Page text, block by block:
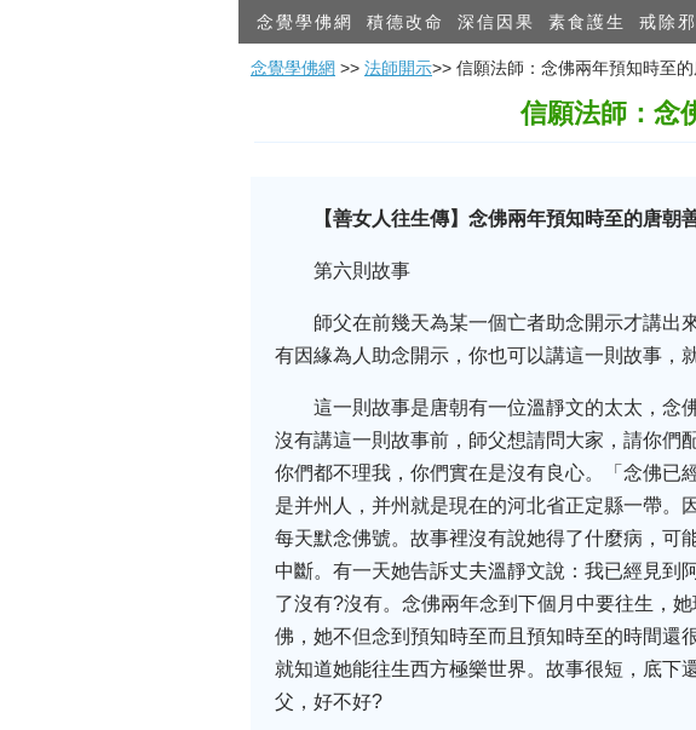
念覺學佛網 積德改命 深信因果 素食護生 戒除
念覺學佛網 >> 法師開示>> 信願法師：念佛兩年預知時至
信願法師：念
【善女人往生傳】念佛兩年預知時至的唐朝
第六則故事
師父在前幾天為某一個亡者助念開示才講出
有因緣為人助念開示，你也可以講這一則故事，
這一則故事是唐朝有一位溫靜文的太太，念
沒有講這一則故事前，師父想請問大家，請你們
你們都不理我，你們實在是沒有良心。「念佛已
是并州人，并州就是現在的河北省正定縣一帶。
每天默念佛號。故事裡沒有說她得了什麼病，可
中斷。有一天她告訴丈夫溫靜文說：我已經見到
了沒有?沒有。念佛兩年念到下個月中要往生，
佛，她不但念到預知時至而且預知時至的時間還
就知道她能往生西方極樂世界。故事很短，底下
父，好不好?